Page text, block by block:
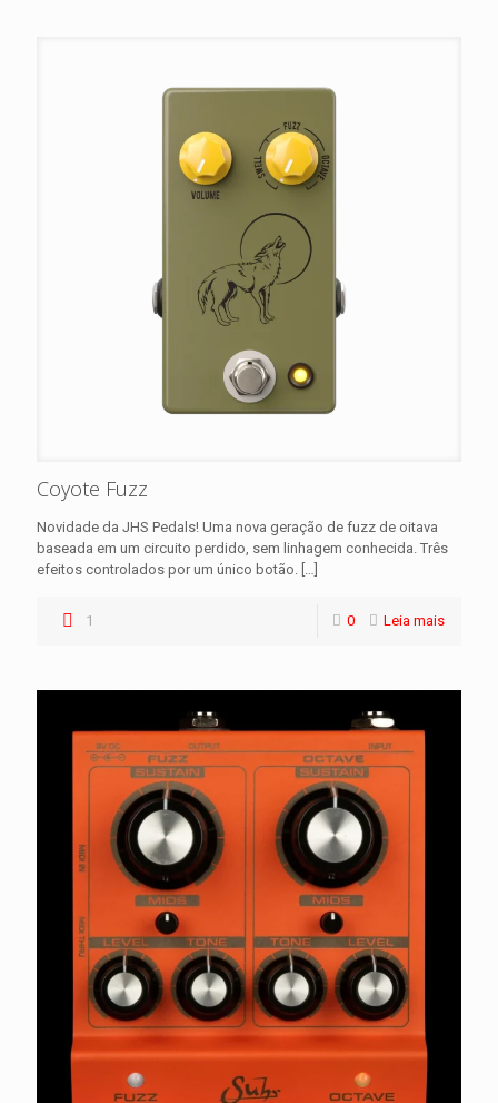
Coyote Fuzz
Novidade da JHS Pedals! Uma nova geração de fuzz de oitava
baseada em um circuito perdido, sem linhagem conhecida. Três
efeitos controlados por um único botão. […]
1 0 Leia mais